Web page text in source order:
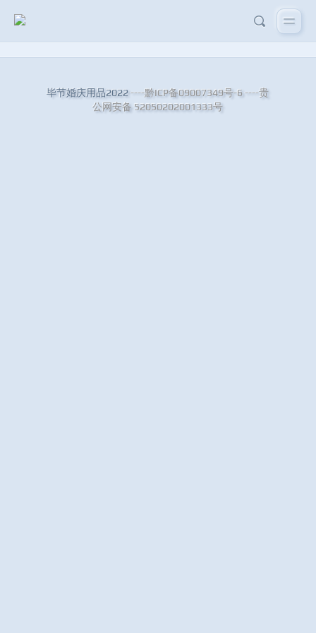
毕节婚庆用品2022----黔ICP备09007349号-6 ----贵
公网安备 52050202001333号